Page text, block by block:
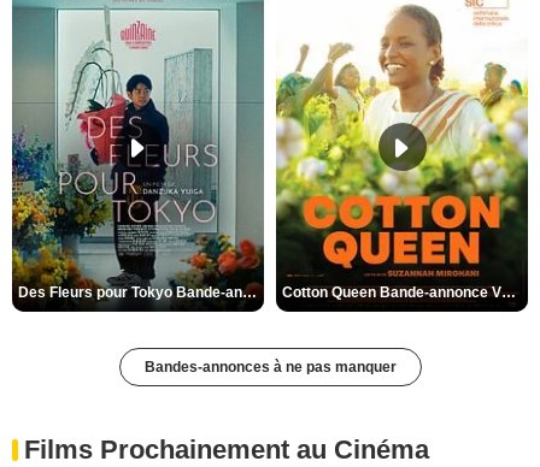
Des Fleurs pour Tokyo Bande-annonce VO STFR Cotton Queen Bande-annonce VO STFR
Bandes-annonces à ne pas manquer
Films Prochainement au Cinéma